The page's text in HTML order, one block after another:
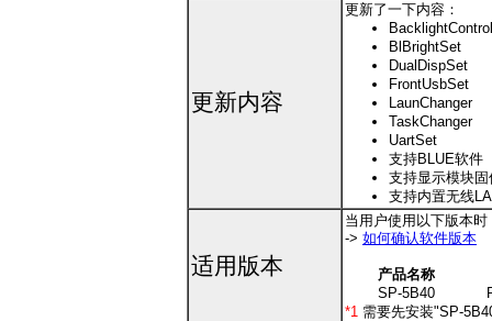
更新内容
更新了一下内容：
BacklightControl
BlBrightSet
DualDispSet
FrontUsbSet
LaunChanger
TaskChanger
UartSet
支持BLUE软件
支持显示模块固
支持内置无线
适用版本
当用户使用以下版本
-> 如何确认软件版本
产品名称
SP-5B40
*1 需要先安装"SP-